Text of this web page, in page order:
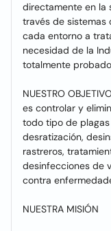
directamente en la
través de sistemas
cada entorno a
necesidad de la
totalmente
NUESTRO
es controlar y
todo tipo de
desratización,
rastreros,
desinfecciones de
contra
NUESTRA MISIÓN